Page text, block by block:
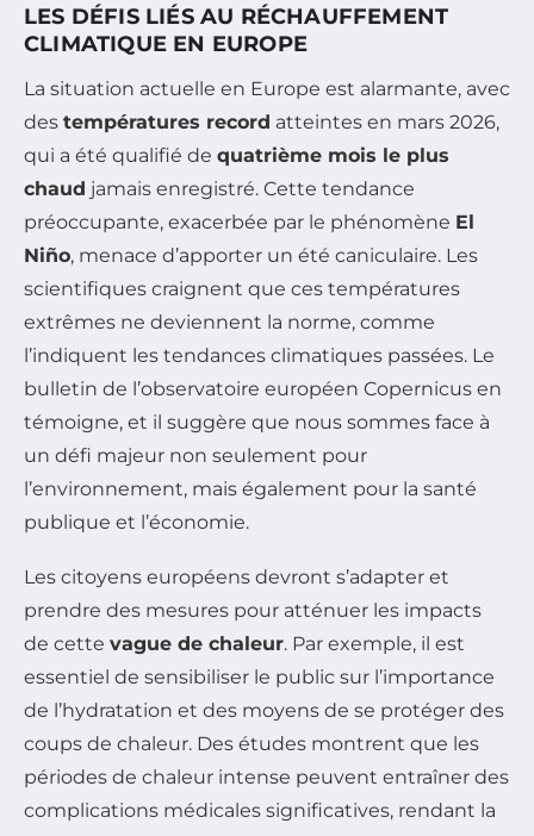
LES DÉFIS LIÉS AU RÉCHAUFFEMENT
CLIMATIQUE EN EUROPE
La situation actuelle en Europe est alarmante, avec
des températures record atteintes en mars 2026,
qui a été qualifié de quatrième mois le plus
chaud jamais enregistré. Cette tendance
préoccupante, exacerbée par le phénomène El
Niño, menace d’apporter un été caniculaire. Les
scientifiques craignent que ces températures
extrêmes ne deviennent la norme, comme
l’indiquent les tendances climatiques passées. Le
bulletin de l’observatoire européen Copernicus en
témoigne, et il suggère que nous sommes face à
un défi majeur non seulement pour
l’environnement, mais également pour la santé
publique et l’économie.
Les citoyens européens devront s’adapter et
prendre des mesures pour atténuer les impacts
de cette vague de chaleur. Par exemple, il est
essentiel de sensibiliser le public sur l’importance
de l’hydratation et des moyens de se protéger des
coups de chaleur. Des études montrent que les
périodes de chaleur intense peuvent entraîner des
complications médicales significatives, rendant la